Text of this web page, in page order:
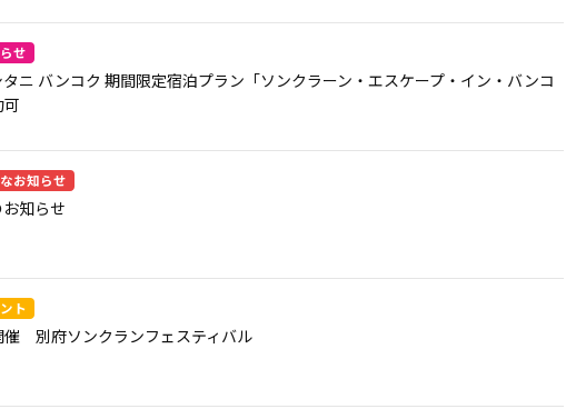
タニ バンコク 期間限定宿泊プラン「ソンクラーン・エスケープ・イン・バンコ
知らせ
催 別府ソンクランフェスティバル